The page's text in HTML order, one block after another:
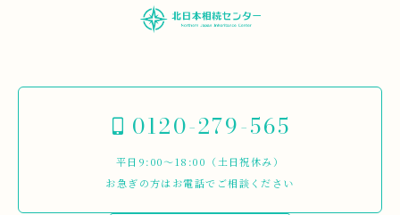
0120-279-565
平日9:00～18:00（土日祝休み）
お急ぎの方はお電話でご相談ください